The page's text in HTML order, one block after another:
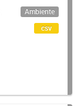
Ambiente
csv